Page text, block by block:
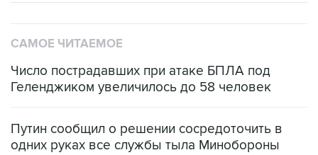
САМОЕ ЧИТАЕМОЕ
Число пострадавших при атаке БПЛА под
Геленджиком увеличилось до 58 человек
Путин сообщил о решении сосредоточить в
одних руках все службы тыла Минобороны